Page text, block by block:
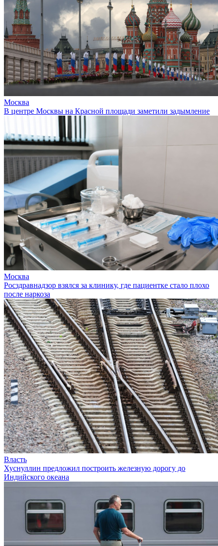
Москва
В центре Москвы на Красной площади заметили задымление
Москва
Росздравнадзор взялся за клинику, где пациентке стало плохо
после наркоза
Власть
Хуснуллин предложил построить железную дорогу до
Индийского океана